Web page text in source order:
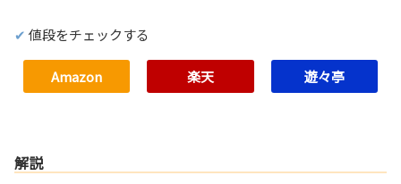
値段をチェックする
Amazon 楽天 遊々亭
解説